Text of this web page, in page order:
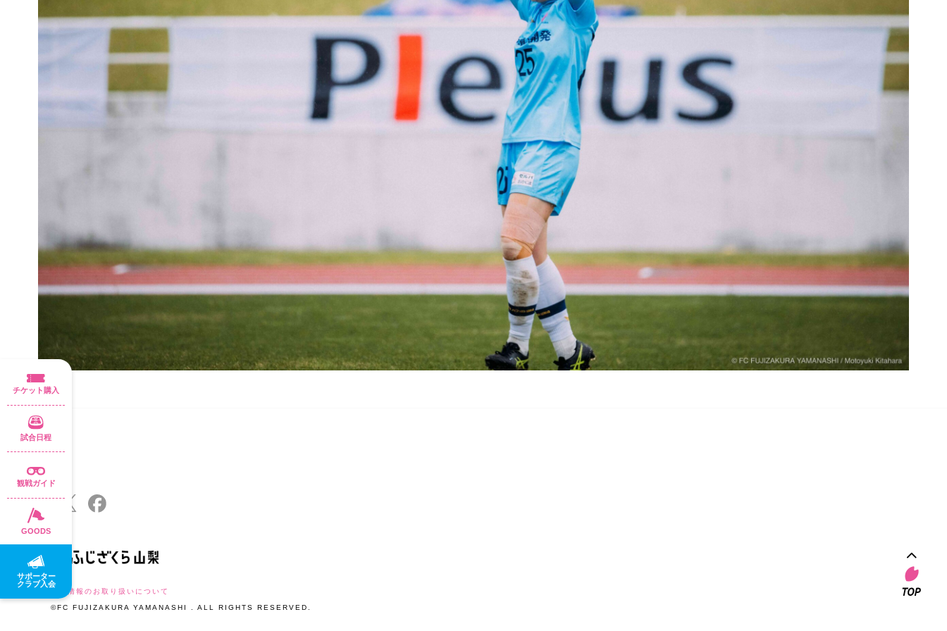
個人情報のお取り扱いについて
©FC FUJIZAKURA YAMANASHI . ALL RIGHTS RESERVED.
チケット購入
試合日程
観戦ガイド
GOODS
サポーター
クラブ入会